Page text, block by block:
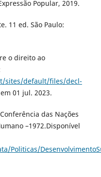
Popular, 2019.
11 ed. São Paulo:
o direito ao
sites/default/files/decl-
01 jul. 2023.
das Nações
–1972.Disponível
Politicas/